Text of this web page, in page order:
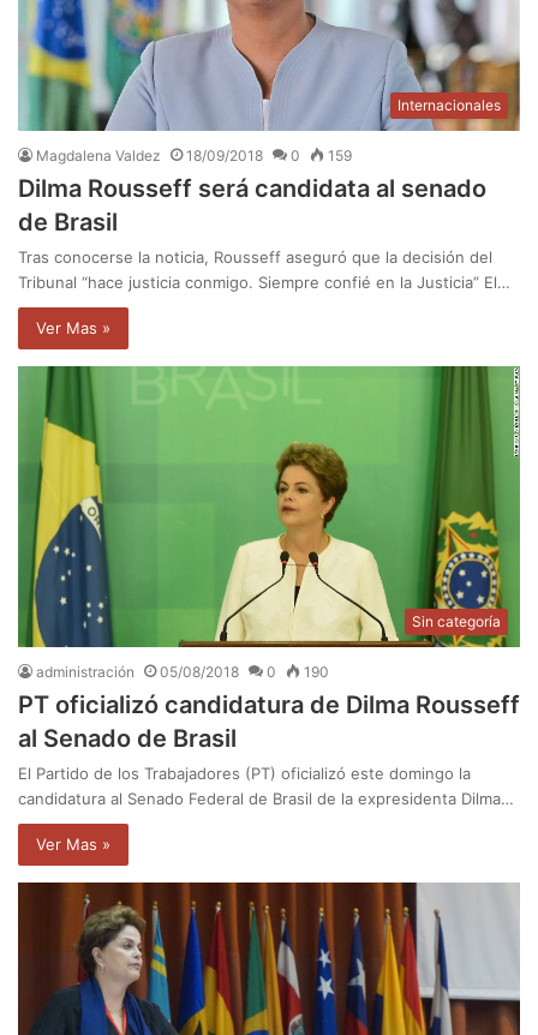
Internacionales
Magdalena Valdez 18/09/2018 0 159
Dilma Rousseff será candidata al senado
de Brasil
Tras conocerse la noticia, Rousseff aseguró que la decisión del
Tribunal “hace justicia conmigo. Siempre confié en la Justicia” El…
Ver Mas »
Sin categoría
administración 05/08/2018 0 190
PT oficializó candidatura de Dilma Rousseff
al Senado de Brasil
El Partido de los Trabajadores (PT) oficializó este domingo la
candidatura al Senado Federal de Brasil de la expresidenta Dilma…
Ver Mas »